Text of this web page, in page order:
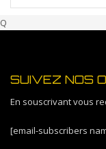
Q
SUIVEZ NOS
En souscrivant vous
[email-subscribers